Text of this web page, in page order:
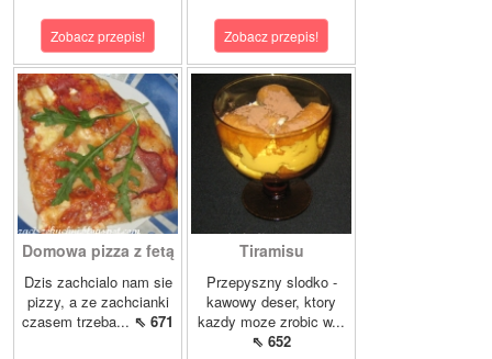
Zobacz przepis! Zobacz przepis!
Domowa pizza z fetą
Dzis zachcialo nam sie
pizzy, a ze zachcianki
czasem trzeba... ⇖ 671
Tiramisu
Przepyszny slodko -
kawowy deser, ktory
kazdy moze zrobic w...
⇖ 652